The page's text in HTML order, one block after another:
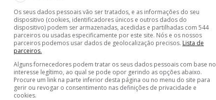
Os seus dados pessoais vão ser tratados, e as informações do seu
dispositivo (cookies, identificadores únicos e outros dados do
dispositivo) podem ser armazenadas, acedidas e partilhadas com 544
parceiros ou usadas especificamente por este site. Nós e os nossos
parceiros podemos usar dados de geolocalização precisos. Lista de
parceiros.
Alguns fornecedores podem tratar os seus dados pessoais com base no
interesse legítimo, ao qual se pode opor gerindo as opções abaixo.
Procure um link na parte inferior desta página ou no menu do site para
gerir ou revogar o consentimento nas definições de privacidade e
cookies.